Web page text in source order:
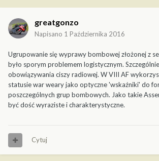
greatgonzo
Napisano 1 Października 2016
Ugrupowanie się wyprawy bombowej złożonej z
było sporym problemem logistycznym.
obowiązywania ciszy radiowej. W VIII AF
statusie war weary jako optyczne 'wskaźniki' do
poszczególnych grup bombowych. Jako takie
być dość wyraziste i charakterystyczne.
Cytuj